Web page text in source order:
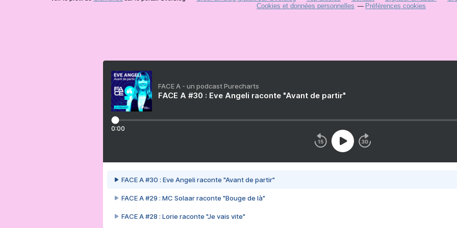
Cookies et données personnelles
Préférences cookies
FACE A - un podcast Purecharts
FACE A #30 : Eve Angeli raconte "Avant de partir"
0:00
FACE A #30 : Eve Angeli raconte "Avant de partir"
FACE A #29 : MC Solaar raconte "Bouge de là"
FACE A #28 : Lorie raconte "Je vais vite"